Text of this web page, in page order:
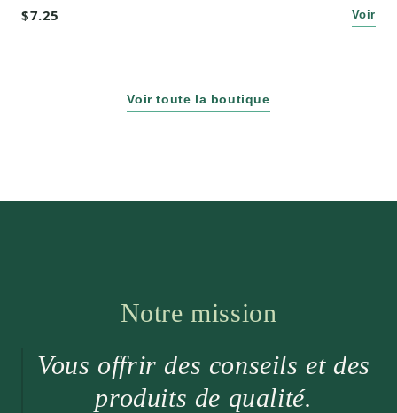
$7.25 Voir
Voir toute la boutique
Notre mission
Vous offrir des conseils et des
produits de qualité.